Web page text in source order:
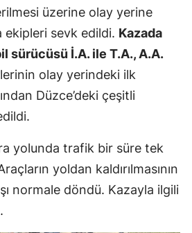
Bartın
Ardahan
Kilis
Osmaniye
üzerine olay yerine
ekipleri sevk edildi. Kazada
sürücüsü İ.A. ile T.A., A.A.
olay yerindeki ilk
Düzce’deki çeşitli
yolunda trafik bir süre tek
yoldan kaldırılmasının
normale döndü. Kazayla ilgili